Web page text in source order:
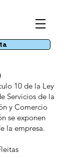
10 de la Ley
Servicios de la
y Comercio
se exponen
la empresa.